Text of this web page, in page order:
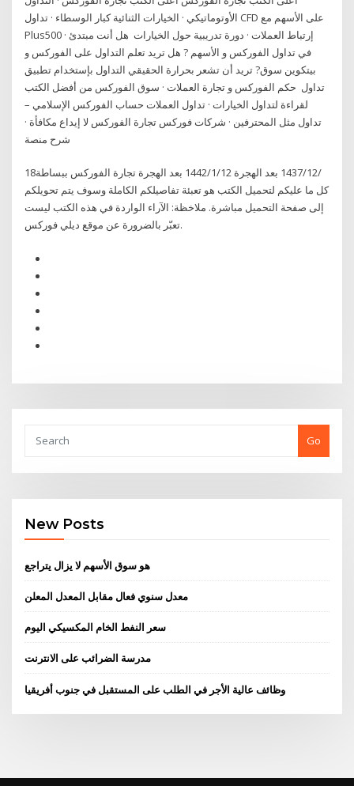
الأوتوماتيكي · الخيارات الثنائية كبار الوسطاء · تداول CFD على الأسهم مع
Plus500 · إرتباط العملات · دورة تدريبية حول الخيارات هل أنت مبتدئ
في تداول الفوركس و الأسهم ? هل تريد تعلم التداول على الفوركس و
بيتكوين سوق? تريد أن تشعر بحرارة الحقيقي التداول بإستخدام تطبيق
تداول حكم الفوركس و تجارة العملات · سوق الفوركس من أفضل الكتب
لقراءة لتداول الخيارات · تداول العملات حساب الفوركس الإسلامي –
تداول مثل المحترفين · شركات فوركس تجارة الفوركس لا إيداع مكافأة ·
شرح منصة
18‏‏/12‏‏/1437 بعد الهجرة 12‏‏/1‏‏/1442 بعد الهجرة تجارة الفوركس ببساطة
كل ما عليكم لتحميل الكتب هو تعبئة تفاصيلكم الكاملة وسوف يتم تحويلكم
إلى صفحة التحميل مباشرة. ملاخظة: الآراء الواردة في هذه الكتب ليست
تعبّر بالضرورة عن موقع ديلي فوركس.
Go
New Posts
هو سوق الأسهم لا يزال يتراجع
معدل سنوي فعال مقابل المعدل المعلن
سعر النفط الخام المكسيكي اليوم
مدرسة الضرائب على الانترنت
وظائف عالية الأجر في الطلب على المستقبل في جنوب أفريقيا